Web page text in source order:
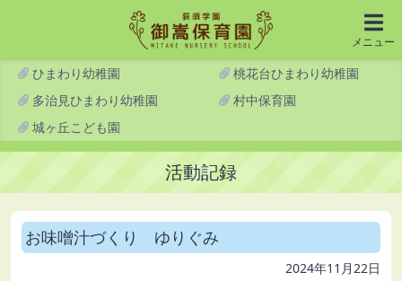
メニュー
ひまわり幼稚園
桃花台ひまわり幼稚園
多治見ひまわり幼稚園
村中保育園
城ヶ丘こども園
活動記録
お味噌汁づくり ゆりぐみ
2024年11月22日